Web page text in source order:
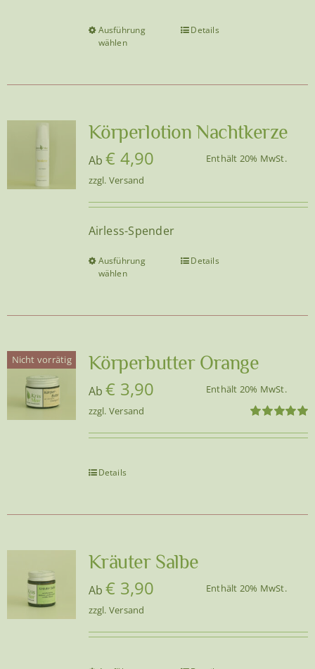
Produktseite
Ausführung
wählen
Dieses
mehrere
auf.
Optionen
auf
gewählt
Details
Körperlotion Nachtkerze
Ab € 4,90
Enthält 20% MwSt.
zzgl. Versand
Airless-Spender
Ausführung
wählen
Dieses
mehrere
auf.
Optionen
auf
Details
Nicht vorrätig Körperbutter Orange
mit5.00von
Ab € 3,90
Enthält 20% MwSt.
zzgl. Versand
Details
Kräuter Salbe
Ab € 3,90
Enthält 20% MwSt.
zzgl. Versand